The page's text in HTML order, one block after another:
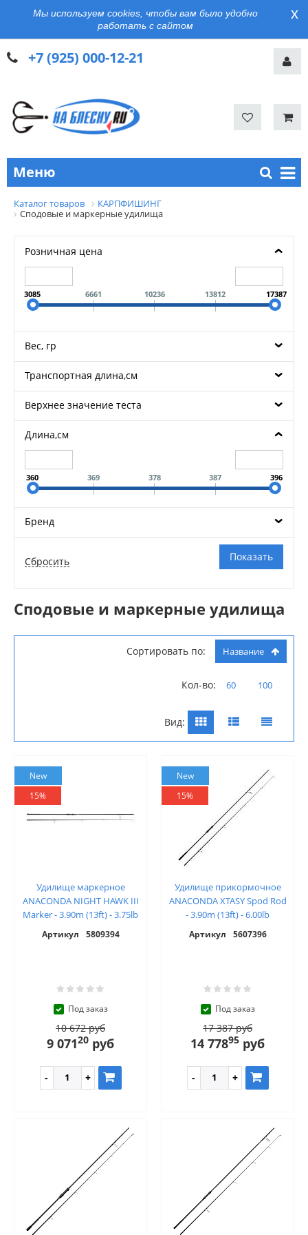
Мы используем cookies, чтобы вам было удобно
работать с сайтом
x
+7 (925) 000-12-21
Меню
Каталог товаров
КАРПФИШИНГ
Сподовые и маркерные удилища
Розничная цена
3085 6661 10236 13812 17387
Вес, гр
Транспортная длина,см
Верхнее значение теста
Длина,см
360 369 378 387 396
Бренд
Сподовые и маркерные удилища
Сортировать по: Название
Кол-во: 60 100
Вид:
New
15%
Удилище маркерное
ANACONDA NIGHT HAWK III
Marker - 3.90m (13ft) - 3.75lb
Артикул 5809394
Под заказ
10 672 руб
9 07120 руб
New
15%
Удилище прикормочное
ANACONDA XTASY Spod Rod
- 3.90m (13ft) - 6.00lb
Артикул 5607396
Под заказ
17 387 руб
14 77895 руб